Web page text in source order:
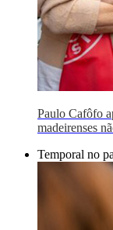
Paulo Cafôfo
madeirenses
Temporal no